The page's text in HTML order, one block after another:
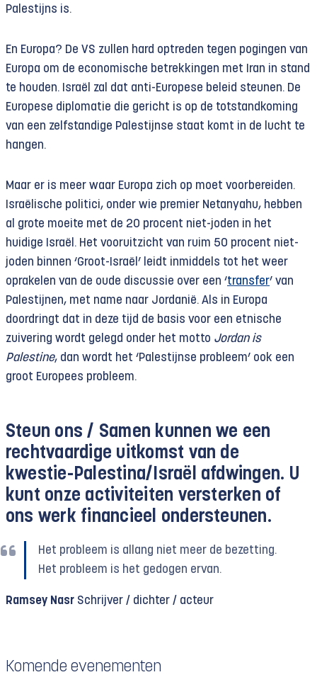
Palestijns is.
En Europa? De VS zullen hard optreden tegen pogingen van
Europa om de economische betrekkingen met Iran in stand
te houden. Israël zal dat anti-Europese beleid steunen. De
Europese diplomatie die gericht is op de totstandkoming
van een zelfstandige Palestijnse staat komt in de lucht te
hangen.
Maar er is meer waar Europa zich op moet voorbereiden.
Israëlische politici, onder wie premier Netanyahu, hebben
al grote moeite met de 20 procent niet-joden in het
huidige Israël. Het vooruitzicht van ruim 50 procent niet-
joden binnen ‘Groot-Israël’ leidt inmiddels tot het weer
oprakelen van de oude discussie over een ‘transfer’ van
Palestijnen, met name naar Jordanië. Als in Europa
doordringt dat in deze tijd de basis voor een etnische
zuivering wordt gelegd onder het motto Jordan is
Palestine, dan wordt het ‘Palestijnse probleem’ ook een
groot Europees probleem.
Steun ons / Samen kunnen we een
rechtvaardige uitkomst van de
kwestie-Palestina/Israël afdwingen. U
kunt onze activiteiten versterken of
ons werk financieel ondersteunen.
Het probleem is allang niet meer de bezetting.
Het probleem is het gedogen ervan.
Ramsey Nasr Schrijver / dichter / acteur
Komende evenementen